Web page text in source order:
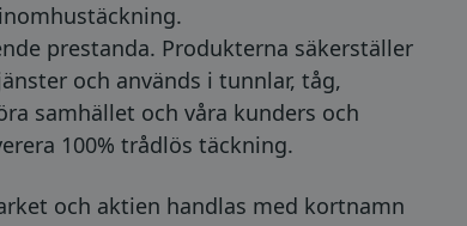
prestanda. Produkterna säkerställer
och används i tunnlar, tåg,
samhället och våra kunders och
100% trådlös täckning.
och aktien handlas med kortnamn